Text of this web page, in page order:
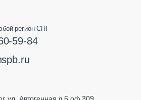
регион СНГ
59-84